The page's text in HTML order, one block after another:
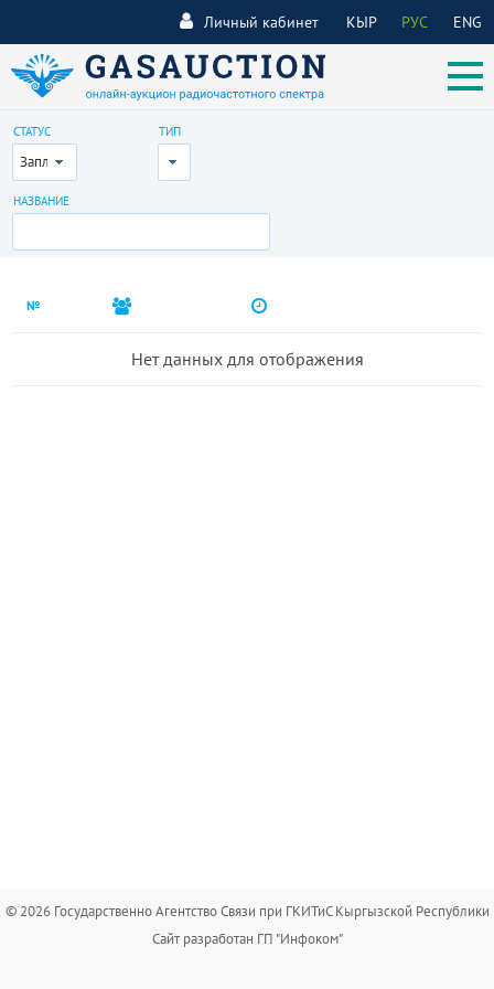
КЫР РУС ENG
Личный кабинет
СТАТУС
Запланирован
ТИП
Все
НАЗВАНИЕ
№
Нет данных для отображения
© 2026 Государственно Агентство Связи при ГКИТиС Кыргызской Республики
Сайт разработан ГП "Инфоком"